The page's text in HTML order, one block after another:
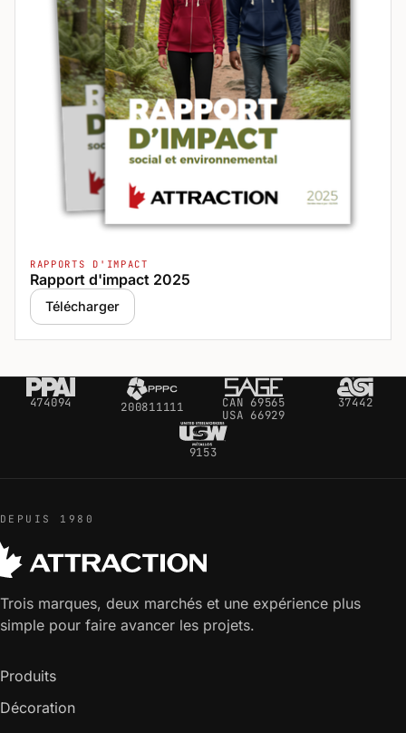
RAPPORTS D'IMPACT
Rapport d'impact 2025
Télécharger
474094 200811111
CAN 69565
USA 66929
37442
9153
DEPUIS 1980
Trois marques, deux marchés et une expérience plus
simple pour faire avancer les projets.
Produits
Décoration